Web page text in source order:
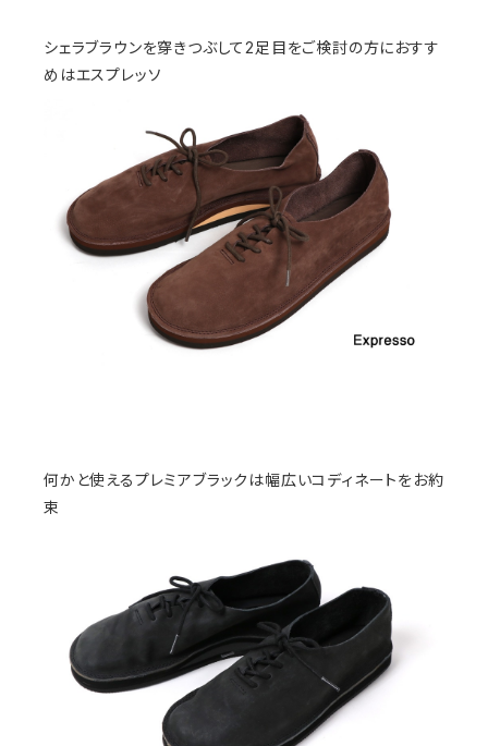
シェラブラウンを穿きつぶして2足目をご検討の方におすす
めはエスプレッソ
何かと使えるプレミアブラックは幅広いコディネートをお約
束